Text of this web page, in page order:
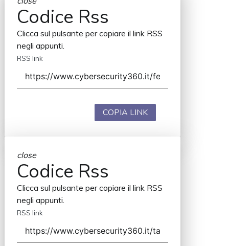
Codice Rss
Clicca sul pulsante per copiare il link RSS
negli appunti.
RSS link
COPIA LINK
close
Codice Rss
Clicca sul pulsante per copiare il link RSS
negli appunti.
RSS link